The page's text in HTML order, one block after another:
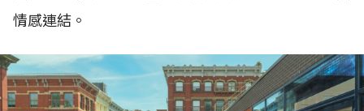
情感連結。